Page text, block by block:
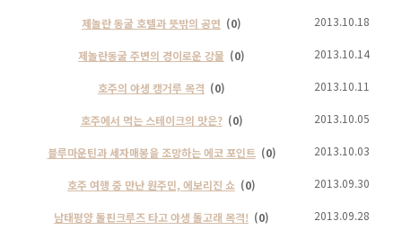
제놀란 동굴 호텔과 뜻밖의 공연 (0) 2013.10.18
제놀란동굴 주변의 경이로운 강물 (0) 2013.10.14
호주의 야생 캥거루 목격 (0) 2013.10.11
호주에서 먹는 스테이크의 맛은? (0) 2013.10.05
블루마운틴과 세자매봉을 조망하는 에코 포인트 (0) 2013.10.03
호주 여행 중 만난 원주민, 에보리진 쇼 (0) 2013.09.30
남태평양 돌핀크루즈 타고 야생 돌고래 목격! (0) 2013.09.28